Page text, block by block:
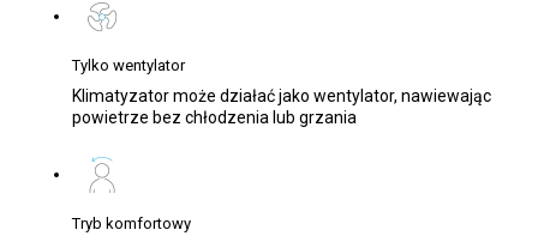
Tylko wentylator
Klimatyzator może działać jako wentylator, nawiewając
powietrze bez chłodzenia lub grzania
Tryb komfortowy